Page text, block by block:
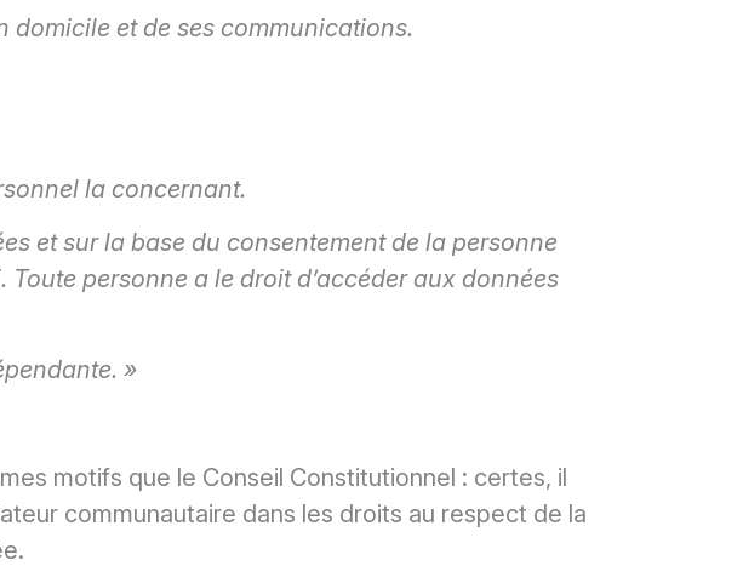
domicile et de ses communications.
la concernant.
et sur la base du consentement de la personne
personne a le droit d’accéder aux données
»
motifs que le Conseil Constitutionnel : certes, il
communautaire dans les droits au respect de la